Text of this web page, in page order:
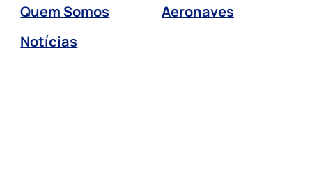
Quem Somos
Aeronaves
Notícias